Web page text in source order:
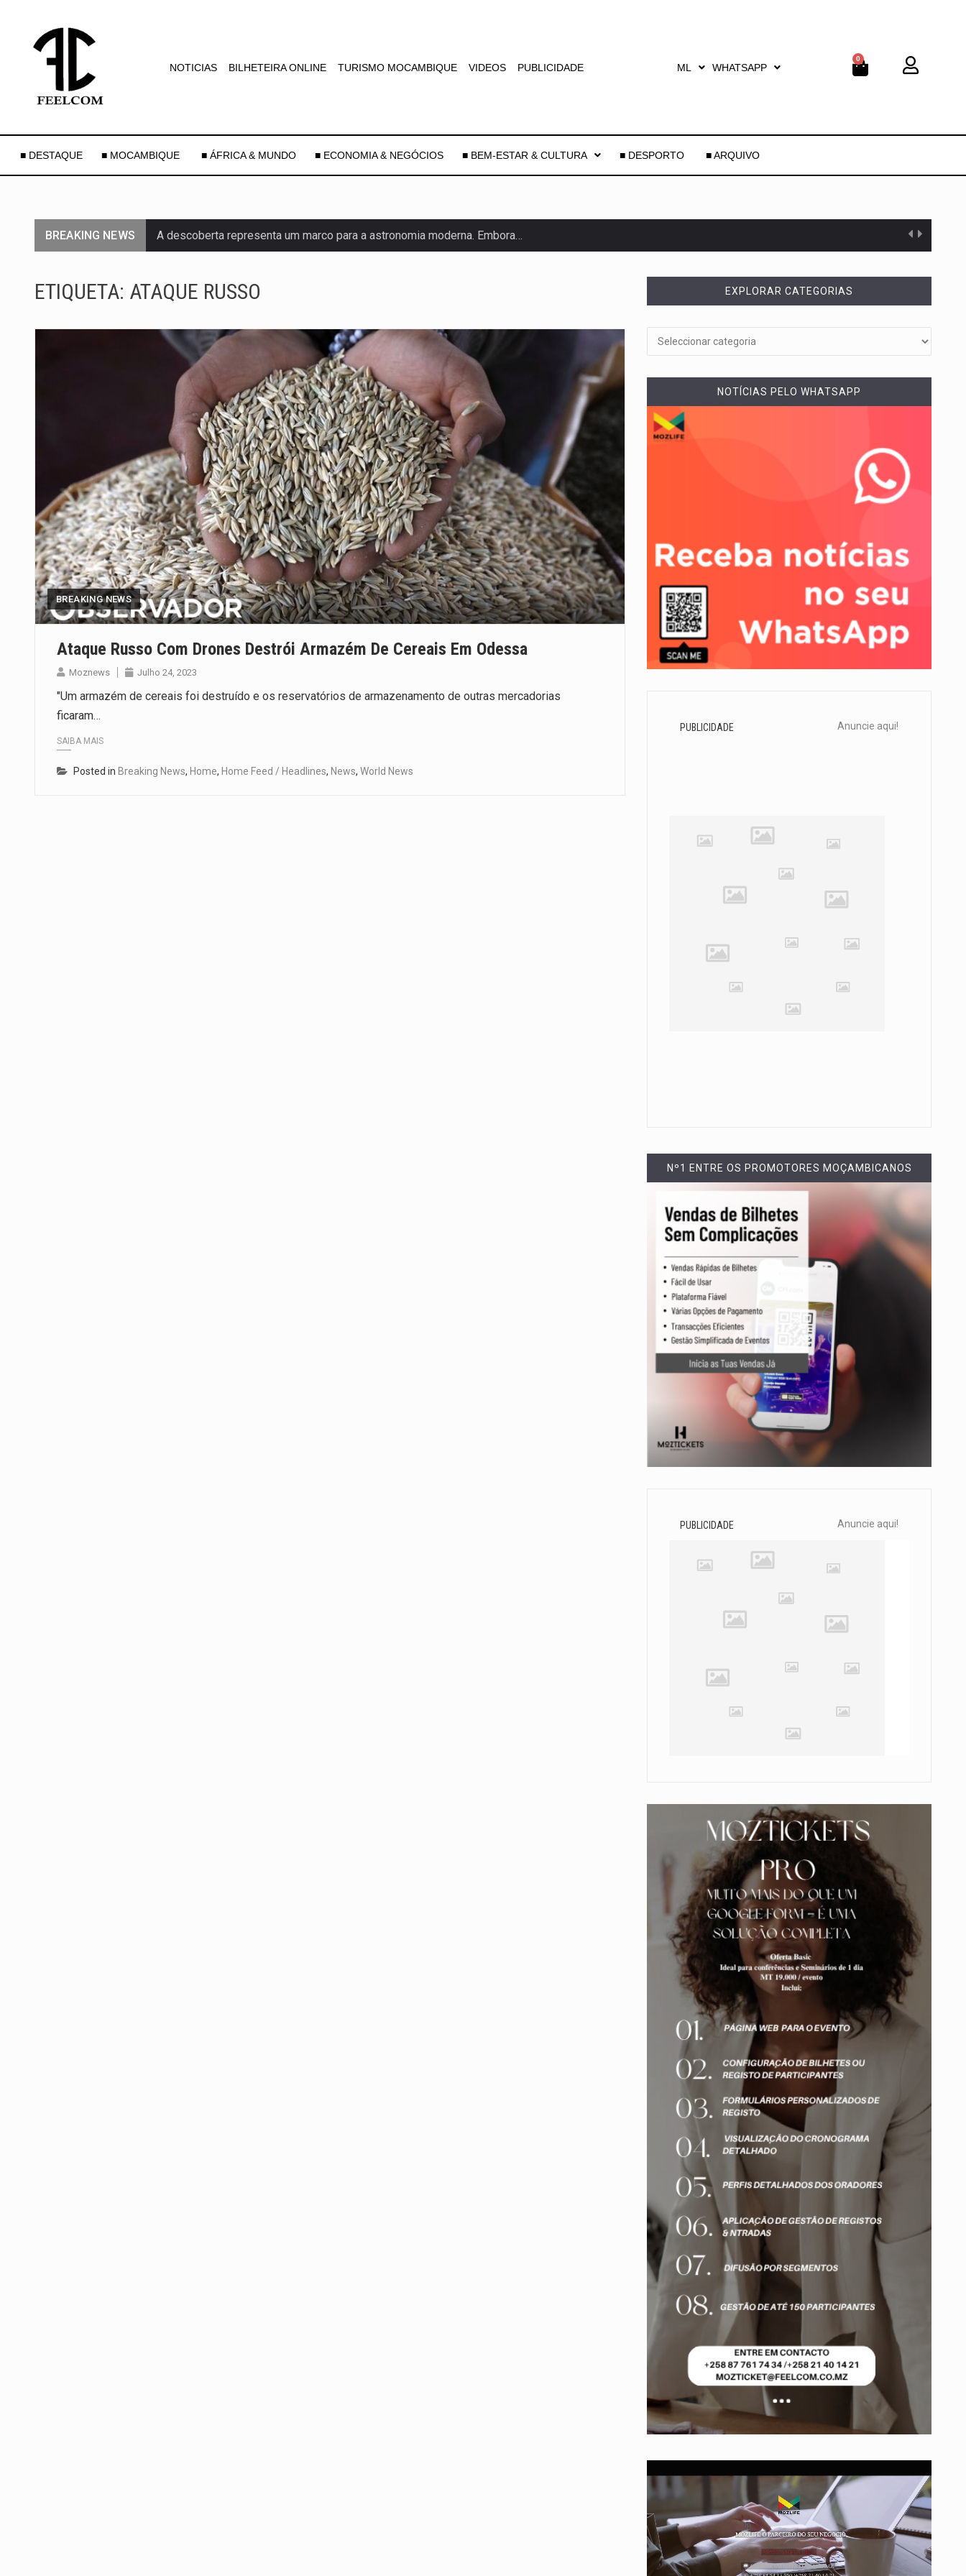
NOTICIAS BILHETEIRA ONLINE TURISMO MOCAMBIQUE VIDEOS PUBLICIDADE ML WHATSAPP
0
■ DESTAQUE ■ MOCAMBIQUE ■ ÁFRICA & MUNDO ■ ECONOMIA & NEGÓCIOS ■ BEM-ESTAR & CULTURA ■ DESPORTO ■ ARQUIVO
BREAKING NEWS A descoberta representa um marco para a astronomia moderna. Embora…
De acordo com as autoridades de saúde da Faixa de…
Um dos casos mais graves envolveu a residência de Sam…
A cidade de Bunia, capital da província de Ituri, tornou-se…
O pagamento marca o desfecho de um dos processos mais…
O programa, cuja implementação está prevista entre abril de 2026…
A nova legislação estabelece um prazo de 180 dias para…
O Departamento de Estado norte-americano confirmou que cidadãos dos Estados…
A final coloca frente a frente duas equipas que chegaram…
ETIQUETA: ATAQUE RUSSO
BREAKING NEWS
Ataque Russo Com Drones Destrói Armazém De Cereais Em Odessa
Moznews Julho 24, 2023
"Um armazém de cereais foi destruído e os reservatórios de armazenamento de outras mercadorias
ficaram…
SAIBA MAIS
Posted in Breaking News, Home, Home Feed / Headlines, News, World News
EXPLORAR CATEGORIAS
NOTÍCIAS PELO WHATSAPP
PUBLICIDADE Anuncie aqui!
Nº1 ENTRE OS PROMOTORES MOÇAMBICANOS
PUBLICIDADE Anuncie aqui!